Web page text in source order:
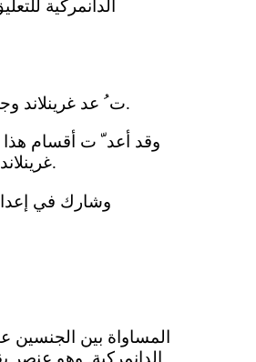
الدانمركية
ت ُ عد غرينلاند وجزر فارو، بوصفها أجزاء من مملكة الدانمرك، من الأقاليم المتمتعة بالحكم الذاتي.
وقد أعد ّ ت أقسام هذا
غرينلاند وجزر فارو ويمكن ا لا طلاع عليها في المرفق ألف 1 والمرفق باء 1 على التوالي.
المساواة بين
الدانمركية. وهو